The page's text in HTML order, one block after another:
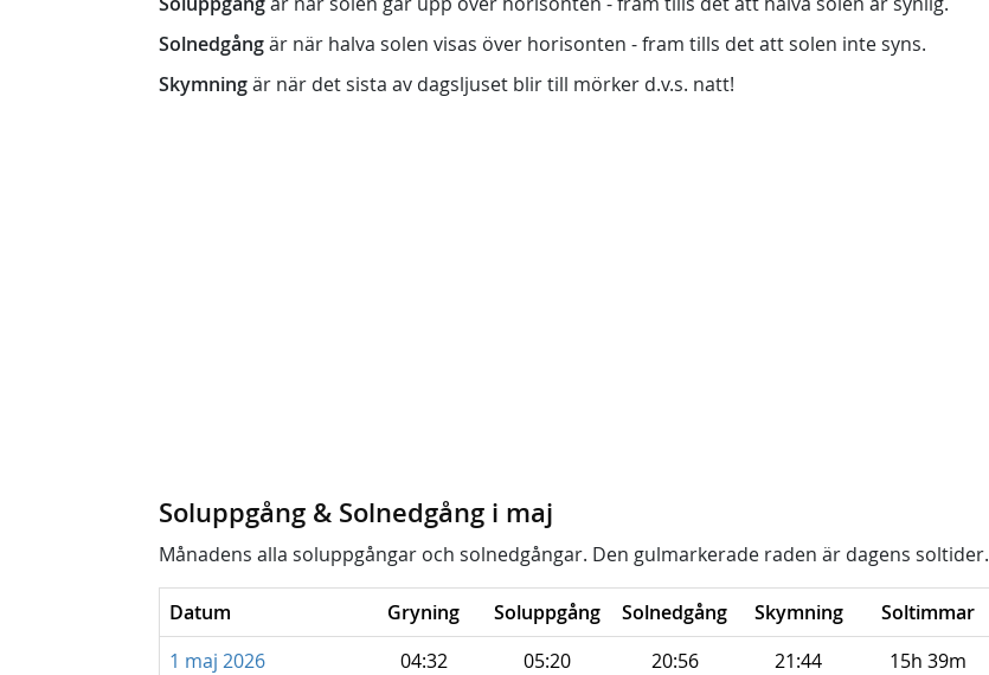
Solnedgångär när halva solen visas över horisonten - fram tills det att solen inte syns.
Skymningär när det sista av dagsljuset blir till mörker d.v.s. natt!
Soluppgång & Solnedgång i maj
Månadens alla soluppgångar och solnedgångar. Den gulmarkerade raden är dagens soltider.
Datum Gryning Soluppgång Solnedgång Skymning
Soltimmar
1 maj 2026
04:32 05:20 20:56 21:44
15h 39m